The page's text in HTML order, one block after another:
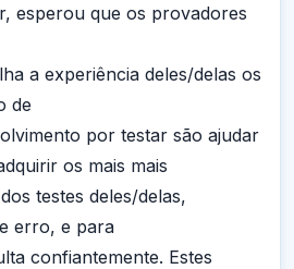
esperou que os provadores
a experiência deles/delas os
de
por testar são ajudar
os mais mais
testes deles/delas,
erro, e para
confiantemente. Estes